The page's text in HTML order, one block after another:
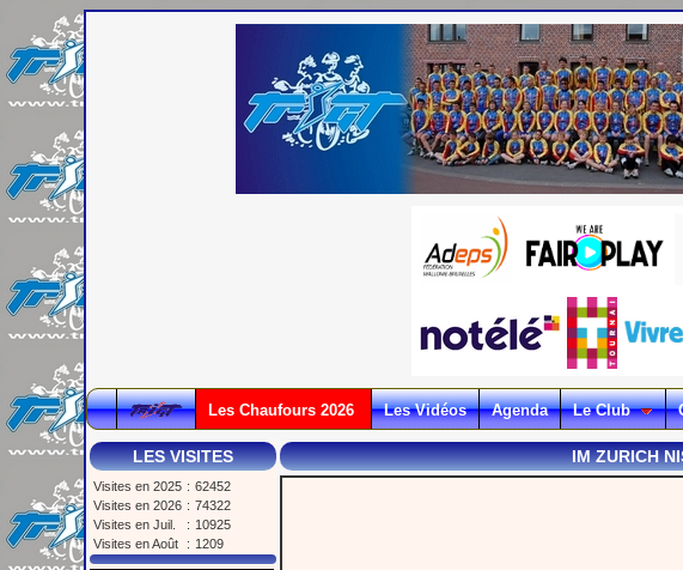
Les Chaufours 2026 Les Vidéos Agenda Le Club
LES VISITES
Visites en 2025 : 62452
Visites en 2026 : 74322
Visites en Juil.
: 10925
Visites en Août
: 1209
IM ZURICH